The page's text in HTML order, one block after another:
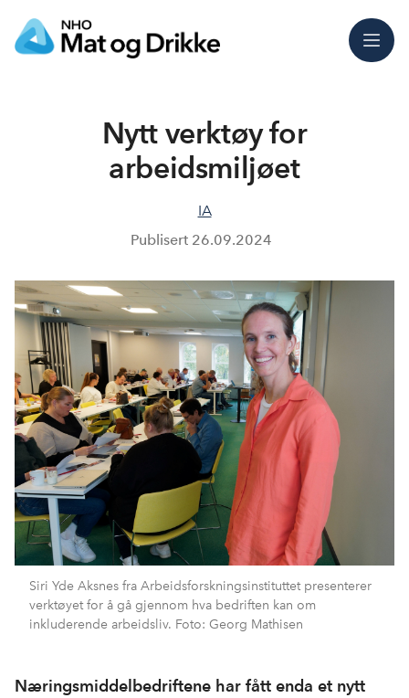
Meny
Nytt verktøy for
arbeidsmiljøet
IA
Publisert 26.09.2024
Siri Yde Aksnes fra Arbeidsforskningsinstituttet presenterer
verktøyet for å gå gjennom hva bedriften kan om
inkluderende arbeidsliv. Foto: Georg Mathisen
Næringsmiddelbedriftene har fått enda et nytt